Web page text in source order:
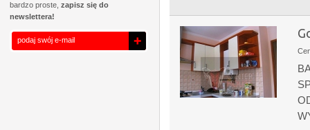
bardzo proste, zapisz się do
newslettera!